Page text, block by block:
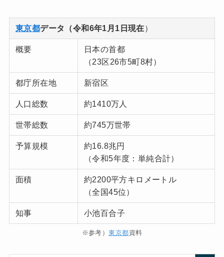
東京都データ（令和6年1月1日現在）
概要
日本の首都
（23区26市5町8村）
都庁所在地 新宿区
人口総数 約1410万人
世帯総数 約745万世帯
予算規模
約16.8兆円
（令和5年度：単純合計）
面積
約2200平方キロメートル
（全国45位）
知事 小池百合子
※参考）東京都資料